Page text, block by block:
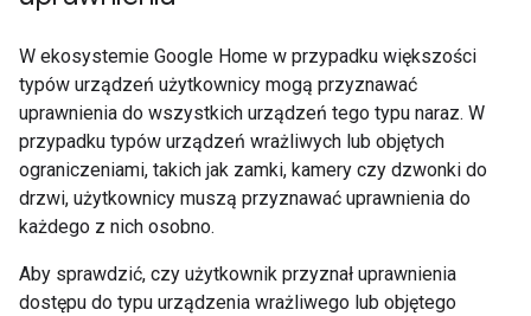
W ekosystemie Google Home w przypadku większości
typów urządzeń użytkownicy mogą przyznawać
uprawnienia do wszystkich urządzeń tego typu naraz. W
przypadku typów urządzeń wrażliwych lub objętych
ograniczeniami, takich jak zamki, kamery czy dzwonki do
drzwi, użytkownicy muszą przyznawać uprawnienia do
każdego z nich osobno.
Aby sprawdzić, czy użytkownik przyznał uprawnienia
dostępu do typu urządzenia wrażliwego lub objętego